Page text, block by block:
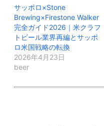
サッポロ×Stone
Brewing×Firestone Walker
完全ガイド2026｜米クラフ
トビール業界再編とサッポ
ロ米国戦略の転換
2026年4月23日
beer